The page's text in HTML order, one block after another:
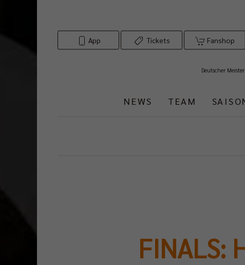
App Tickets Fanshop
Deutscher Meister
NEWS TEAM
FINALS: